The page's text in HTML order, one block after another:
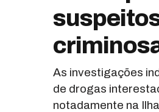
As investigações
de drogas
notadamente na